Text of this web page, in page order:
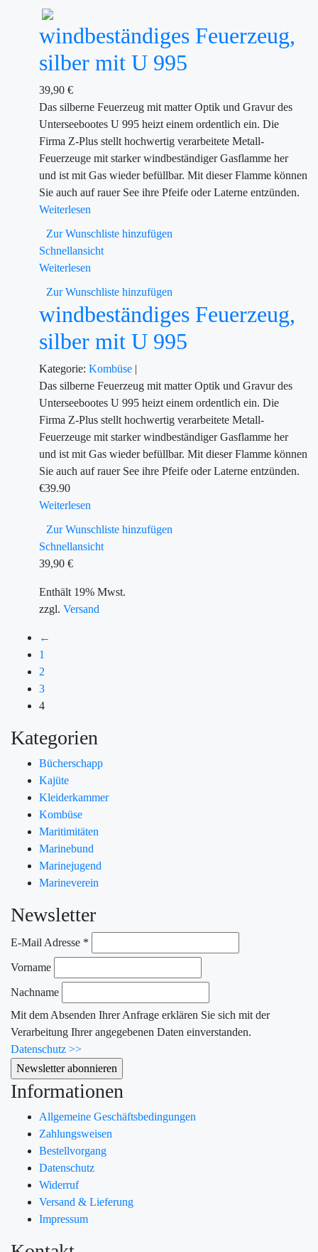
windbeständiges Feuerzeug,
silber mit U 995
39,90 €
Das silberne Feuerzeug mit matter Optik und Gravur des
Unterseebootes U 995 heizt einem ordentlich ein. Die
Firma Z-Plus stellt hochwertig verarbeitete Metall-
Feuerzeuge mit starker windbeständiger Gasflamme her
und ist mit Gas wieder befüllbar. Mit dieser Flamme können
Sie auch auf rauer See ihre Pfeife oder Laterne entzünden.
Weiterlesen
Zur Wunschliste hinzufügen
Schnellansicht
Weiterlesen
Zur Wunschliste hinzufügen
windbeständiges Feuerzeug,
silber mit U 995
Kategorie: Kombüse |
Das silberne Feuerzeug mit matter Optik und Gravur des
Unterseebootes U 995 heizt einem ordentlich ein. Die
Firma Z-Plus stellt hochwertig verarbeitete Metall-
Feuerzeuge mit starker windbeständiger Gasflamme her
und ist mit Gas wieder befüllbar. Mit dieser Flamme können
Sie auch auf rauer See ihre Pfeife oder Laterne entzünden.
€39.90
Weiterlesen
Zur Wunschliste hinzufügen
Schnellansicht
39,90 €
Enthält 19% Mwst.
zzgl. Versand
←
1
2
3
4
Kategorien
Bücherschapp
Kajüte
Kleiderkammer
Kombüse
Maritimitäten
Marinebund
Marinejugend
Marineverein
Newsletter
E-Mail Adresse *
Vorname
Nachname
Mit dem Absenden Ihrer Anfrage erklären Sie sich mit der
Verarbeitung Ihrer angegebenen Daten einverstanden.
Datenschutz >>
Informationen
Allgemeine Geschäftsbedingungen
Zahlungsweisen
Bestellvorgang
Datenschutz
Widerruf
Versand & Lieferung
Impressum